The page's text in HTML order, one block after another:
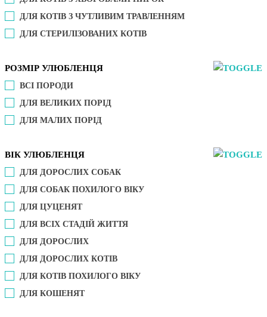
ДЛЯ КОТІВ З ЧУТЛИВИМ ТРАВЛЕННЯМ
ДЛЯ СТЕРИЛІЗОВАНИХ КОТІВ
РОЗМІР УЛЮБЛЕНЦЯ
ВСІ ПОРОДИ
ДЛЯ ВЕЛИКИХ ПОРІД
ДЛЯ МАЛИХ ПОРІД
ВІК УЛЮБЛЕНЦЯ
ДЛЯ ДОРОСЛИХ СОБАК
ДЛЯ СОБАК ПОХИЛОГО ВІКУ
ДЛЯ ЦУЦЕНЯТ
ДЛЯ ВСІХ СТАДІЙ ЖИТТЯ
ДЛЯ ДОРОСЛИХ
ДЛЯ ДОРОСЛИХ КОТІВ
ДЛЯ КОТІВ ПОХИЛОГО ВІКУ
ДЛЯ КОШЕНЯТ